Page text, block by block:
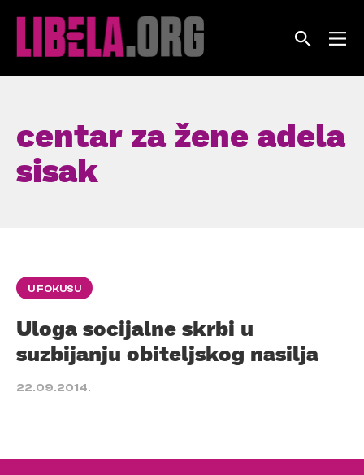
centar za žene adela
sisak
U FOKUSU
Uloga socijalne skrbi u
suzbijanju obiteljskog nasilja
22.09.2014.